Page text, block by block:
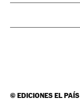
©EDICIONES EL PAÍS